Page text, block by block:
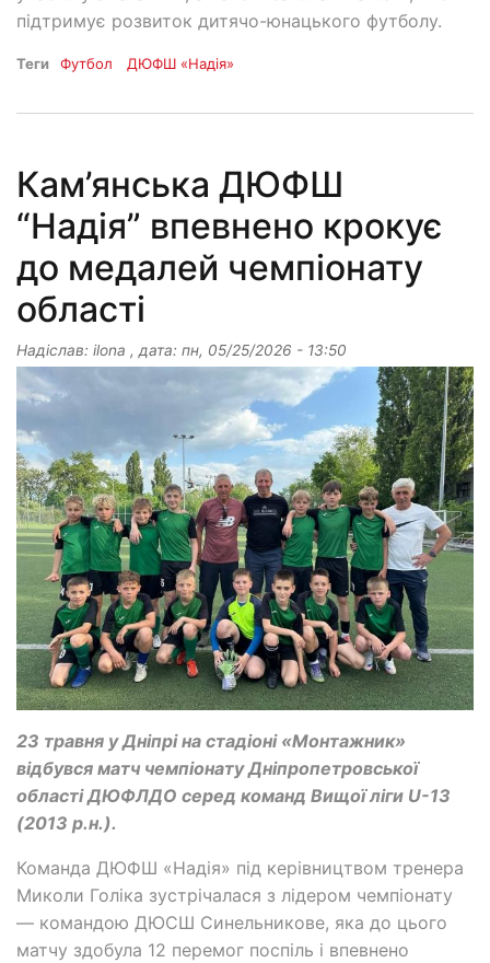
підтримує розвиток дитячо-юнацького футболу.
Теги Футбол ДЮФШ «Надія»
Кам’янська ДЮФШ
“Надія” впевнено крокує
до медалей чемпіонату
області
Надіслав: ilona , дата: пн, 05/25/2026 - 13:50
23 травня у Дніпрі на стадіоні «Монтажник»
відбувся матч чемпіонату Дніпропетровської
області ДЮФЛДО серед команд Вищої ліги U-13
(2013 р.н.).
Команда ДЮФШ «Надія» під керівництвом тренера
Миколи Голіка зустрічалася з лідером чемпіонату
— командою ДЮСШ Синельникове, яка до цього
матчу здобула 12 перемог поспіль і впевнено